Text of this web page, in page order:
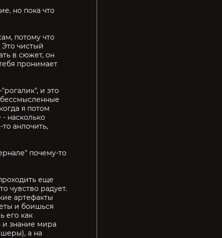
но пока что
потому что
чистый
в сюжет, он
пронимает
и это
я потом
насколько
анлочить,
почему-то
еще
чувство радует.
артефакты
и боишься
его как
и знание мира
а на